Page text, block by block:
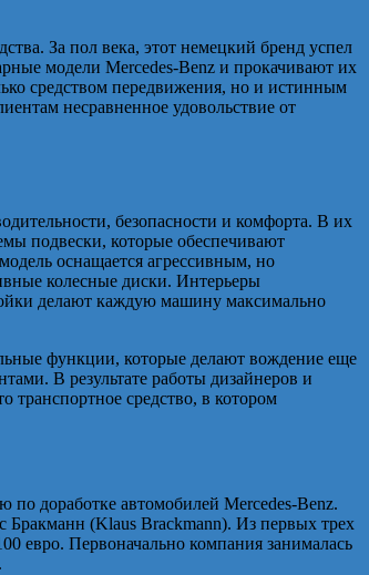
За пол века, этот немецкий бренд успел
модели Mercedes-Benz и прокачивают их
средством передвижения, но и истинным
несравненное удовольствие от
безопасности и комфорта. В их
подвески, которые обеспечивают
оснащается агрессивным, но
колесные диски. Интерьеры
делают каждую машину максимально
функции, которые делают вождение еще
В результате работы дизайнеров и
средство, в котором
доработке автомобилей Mercedes-Benz.
Бракманн (Klaus Brackmann). Из первых трех
евро. Первоначально компания занималась